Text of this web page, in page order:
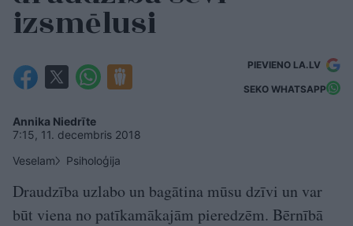
izsmēlusi
PIEVIENO LA.LV
SEKO WHATSAPP
Annika Niedrīte
7:15, 11. decembris 2018
Veselam
Psiholoģija
Draudzība uzlabo un bagātina mūsu dzīvi un var
būt viena no patīkamākajām pieredzēm. Bērnībā